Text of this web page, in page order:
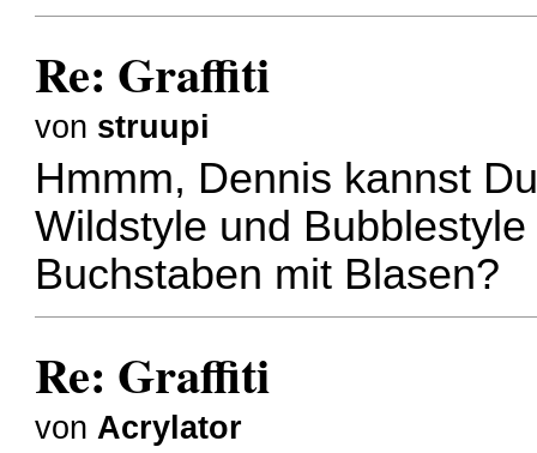
Re: Graffiti
von struupi
Hmmm, Dennis kannst
Wildstyle und
Buchstaben mit Blasen?
Re: Graffiti
vonAcrylator